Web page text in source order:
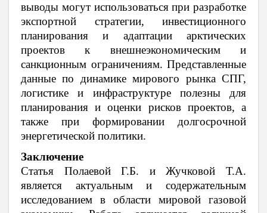
выводы могут использоваться при разработке
экспортной стратегии, инвестиционного
планирования и адаптации арктических
проектов к внешнеэкономическим и
санкционным ограничениям. Представленные
данные по динамике мирового рынка СПГ,
логистике и инфраструктуре полезны для
планирования и оценки рисков проектов, а
также при формировании долгосрочной
энергетической политики.
Заключение
Статья Полаевой Г.Б. и Жучковой Т.А.
является актуальным и содержательным
исследованием в области мировой газовой